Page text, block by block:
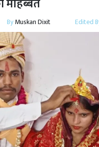
मोहब्बत
ByMuskan Dixit Edited